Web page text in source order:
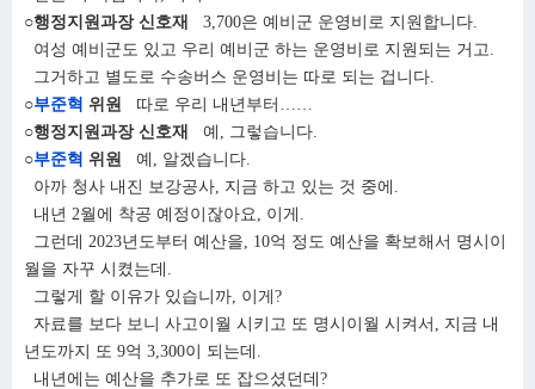
○행정지원과장 신호재
3,700은 예비군 운영비로 지원합니다.
여성 예비군도 있고 우리 예비군 하는 운영비로 지원되는 거고.
그거하고 별도로 수송버스 운영비는 따로 되는 겁니다.
○부준혁 위원
따로 우리 내년부터……
○행정지원과장 신호재
예, 그렇습니다.
○부준혁 위원
예, 알겠습니다.
아까 청사 내진 보강공사, 지금 하고 있는 것 중에.
내년 2월에 착공 예정이잖아요, 이게.
그런데 2023년도부터 예산을, 10억 정도 예산을 확보해서 명시이
월을 자꾸 시켰는데.
그렇게 할 이유가 있습니까, 이게?
자료를 보다 보니 사고이월 시키고 또 명시이월 시켜서, 지금 내
년도까지 또 9억 3,300이 되는데.
내년에는 예산을 추가로 또 잡으셨던데?